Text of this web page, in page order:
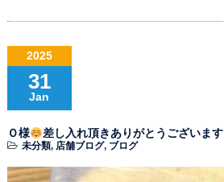
2025
31
Jan
Ｏ様 差し入れ頂きありがとうございます
未分類, 店舗ブログ, ブログ